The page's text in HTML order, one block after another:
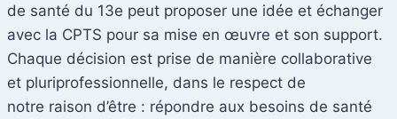
de santé du 13e peut proposer une idée et échanger
avec la CPTS pour sa mise en œuvre et son support.
Chaque décision est prise de manière collaborative
et pluriprofessionnelle, dans le respect de
notre raison d’être : répondre aux besoins de santé